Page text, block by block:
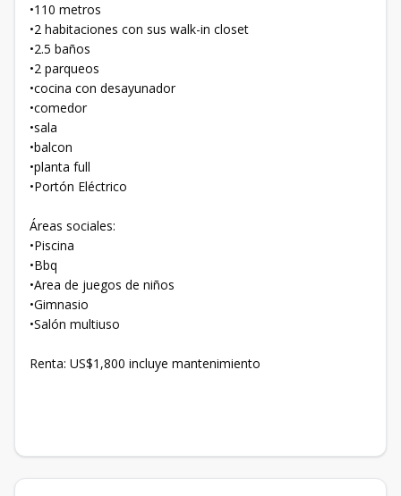
•110 metros
•2 habitaciones con sus walk-in closet
•2.5 baños
•2 parqueos
•cocina con desayunador
•comedor
•sala
•balcon
•planta full
•Portón Eléctrico
Áreas sociales:
•Piscina
•Bbq
•Area de juegos de niños
•Gimnasio
•Salón multiuso
Renta: US$1,800 incluye mantenimiento